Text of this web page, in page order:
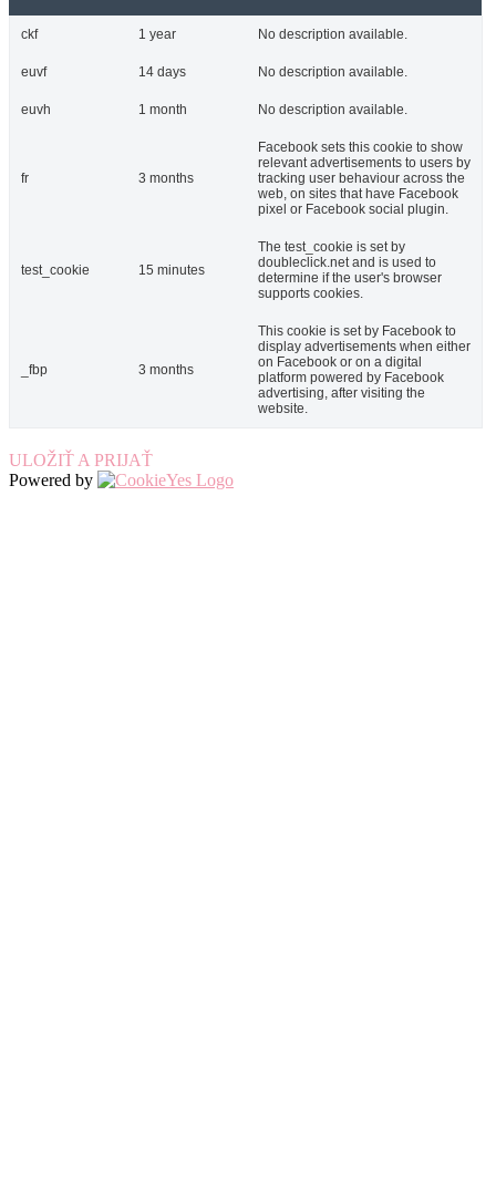
ckf 1 year No description available.
euvf 14 days No description available.
euvh 1 month No description available.
fr 3 months
Facebook sets this cookie to show
relevant advertisements to users by
tracking user behaviour across the
web, on sites that have Facebook
pixel or Facebook social plugin.
test_cookie 15 minutes
The test_cookie is set by
doubleclick.net and is used to
determine if the user's browser
supports cookies.
_fbp 3 months
This cookie is set by Facebook to
display advertisements when either
on Facebook or on a digital
platform powered by Facebook
advertising, after visiting the
website.
ULOŽIŤ A PRIJAŤ
Powered by